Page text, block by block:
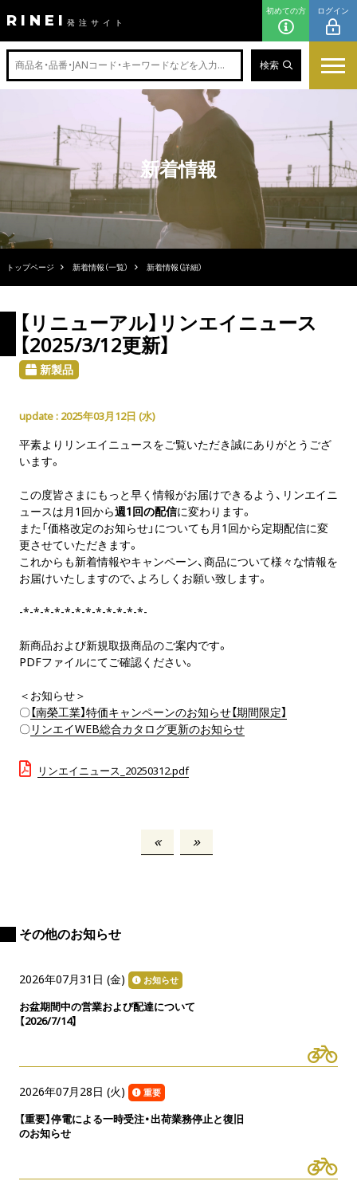
RINEI 発注サイト
初めての方 ログイン
検索
新着情報
トップページ 新着情報（一覧） 新着情報（詳細）
【リニューアル】リンエイニュース
【2025/3/12更新】
新製品
2025年03月12日 (水)
平素よりリンエイニュースをご覧いただき誠にありがとうござ
います。
この度皆さまにもっと早く情報がお届けできるよう、リンエイニ
ュースは月1回から週1回の配信に変わります。
また「価格改定のお知らせ」についても月1回から定期配信に変
更させていただきます。
これからも新着情報やキャンペーン、商品について様々な情報を
お届けいたしますので、よろしくお願い致します。
-*-*-*-*-*-*-*-*-*-*-*-*-
新商品および新規取扱商品のご案内です。
PDFファイルにてご確認ください。
＜お知らせ＞
〇【南榮工業】特価キャンペーンのお知らせ【期間限定】
〇リンエイWEB総合カタログ更新のお知らせ
リンエイニュース_20250312.pdf
その他のお知らせ
2026年07月31日 (金) お知らせ
お盆期間中の営業および配達について
【2026/7/14】
2026年07月28日 (火) 重要
【重要】停電による一時受注・出荷業務停止と復旧
のお知らせ